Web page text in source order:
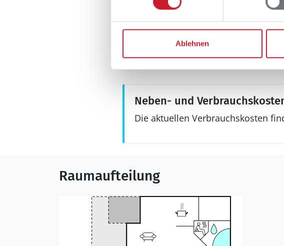
Ablehnen
Gartenmöbel
Terrasse: 1
Neben- und
Die aktuellen Verbrauchskosten
Raumaufteilung